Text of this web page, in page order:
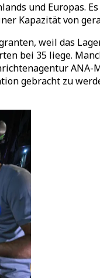
und Europas.
Kapazität von
weil das
bei 35 liege.
gebracht zu